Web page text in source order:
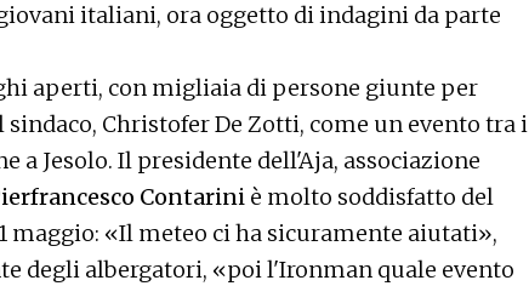
italiani, ora oggetto di indagini da parte
aperti, con migliaia di persone giunte per
Christofer De Zotti, come un evento tra i
a Jesolo. Il presidente dell'Aja, associazione
Contarini è molto soddisfatto del
maggio: «Il meteo ci ha sicuramente aiutati»,
degli albergatori, «poi l'Ironman quale evento